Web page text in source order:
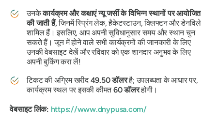
उनकेकार्यक्रम और कक्षाएं न्यू जर्सी के विभिन्न स्थानों पर आयोजित
की जाती हैं,जिनमें स्प्रिंग लेक, हैकेटस्टाउन, क्लिफ्टन और डेनविले
शामिल हैं। इसलिए, आप अपनी सुविधानुसार समय और स्थान चुन
सकते हैं। जून में होने वाले सभी कार्यक्रमों की जानकारी के लिए
उनकी वेबसाइट देखें और रविवार को एक शानदार अनुभव के लिए
अपनी बुकिंग करा लें!
टिकट की अग्रिम खरीद49.50 डॉलरहै; उपलब्धता के आधार पर,
कार्यक्रम स्थल पर इसकी कीमत60 डॉलरहोगी।
वेबसाइट लिंक: https://www.dnypusa.com/